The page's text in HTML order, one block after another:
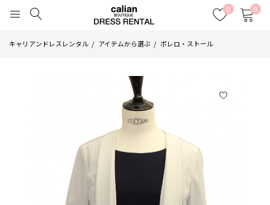
0 0
キャリアンドレスレンタル アイテムから選ぶ ボレロ・ストール